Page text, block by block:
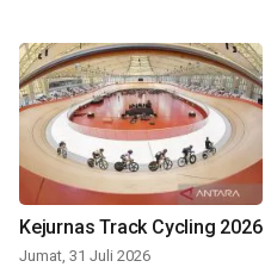
Kejurnas Track Cycling 2026
Jumat, 31 Juli 2026